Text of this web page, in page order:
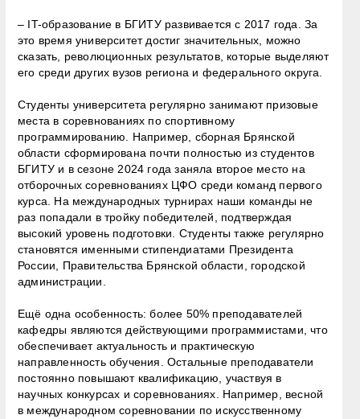
– IT-образование в БГИТУ развивается с 2017 года. За
это время университет достиг значительных, можно
сказать, революционных результатов, которые выделяют
его среди других вузов региона и федерального округа.
Студенты университета регулярно занимают призовые
места в соревнованиях по спортивному
программированию. Например, сборная Брянской
области сформирована почти полностью из студентов
БГИТУ и в сезоне 2024 года заняла второе место на
отборочных соревнованиях ЦФО среди команд первого
курса. На международных турнирах наши команды не
раз попадали в тройку победителей, подтверждая
высокий уровень подготовки. Студенты также регулярно
становятся именными стипендиатами Президента
России, Правительства Брянской области, городской
администрации.
Ещё одна особенность: более 50% преподавателей
кафедры являются действующими программистами, что
обеспечивает актуальность и практическую
направленность обучения. Остальные преподаватели
постоянно повышают квалификацию, участвуя в
научных конкурсах и соревнованиях. Например, весной
в международном соревновании по искусственному